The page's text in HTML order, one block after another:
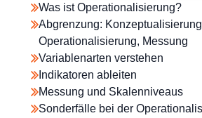
Was ist Operationalisierung?
Abgrenzung:
Operationalisierung, Messung
Variablenarten verstehen
Indikatoren ableiten
Messung und Skalenniveaus
Sonderfälle bei der